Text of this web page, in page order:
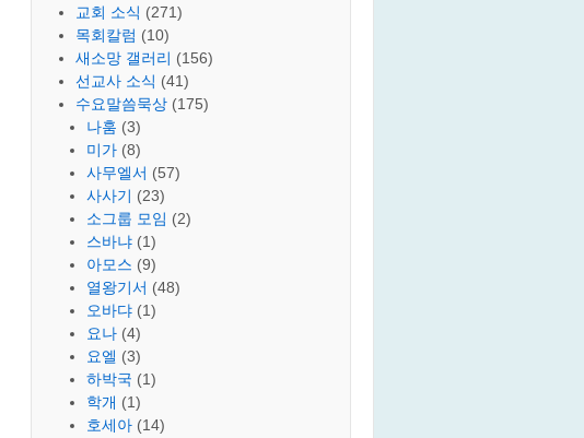
교회 소식 (271)
목회칼럼 (10)
새소망 갤러리 (156)
선교사 소식 (41)
수요말씀묵상 (175)
나훔 (3)
미가 (8)
사무엘서 (57)
사사기 (23)
소그룹 모임 (2)
스바냐 (1)
아모스 (9)
열왕기서 (48)
오바댜 (1)
요나 (4)
요엘 (3)
하박국 (1)
학개 (1)
호세아 (14)